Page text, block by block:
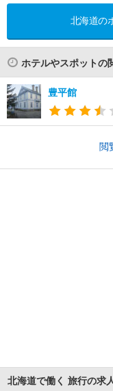
北海道の
ホテルやスポットの
豊平館
閲
北海道で働く 旅行の求